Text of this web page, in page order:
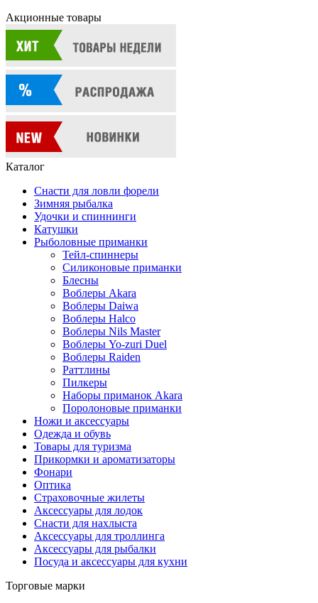
Акционные товары
Каталог
Снасти для ловли форели
Зимняя рыбалка
Удочки и спиннинги
Катушки
Рыболовные приманки
Тейл-спиннеры
Силиконовые приманки
Блесны
Воблеры Akara
Воблеры Daiwa
Воблеры Halco
Воблеры Nils Master
Воблеры Yo-zuri Duel
Воблеры Raiden
Раттлины
Пилкеры
Наборы приманок Akara
Поролоновые приманки
Ножи и аксессуары
Одежда и обувь
Товары для туризма
Прикормки и ароматизаторы
Фонари
Оптика
Страховочные жилеты
Аксессуары для лодок
Снасти для нахлыста
Аксессуары для троллинга
Аксессуары для рыбалки
Посуда и аксессуары для кухни
Торговые марки